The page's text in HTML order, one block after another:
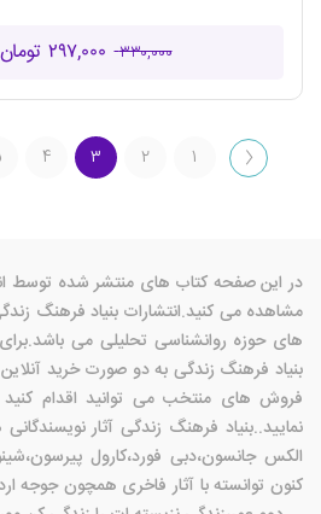
۳۳۰,۰۰۰ ۲۹۷,۰۰۰ تومان
۱ ۲ ۳ ۴
در این صفحه کتاب های منتشر شده توسط
های حوزه روانشناسی تحلیلی می
بنیاد فرهنگ زندگی به دو صورت خرید
فروش های منتخب می توانید اقدام
نمایید..بنیاد فرهنگ زندگی آثار
الکس جانسون،دبی فورد،کارول
کنون توانسته با آثار فاخری همچون جوجه